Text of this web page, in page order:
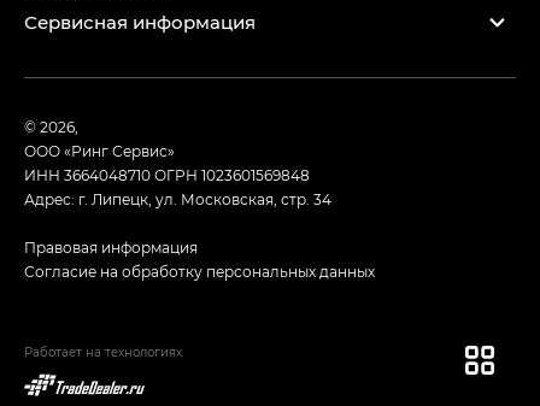
Сервисная информация
© 2026,
ООО «Ринг Сервис»
ИНН 3664048710ОГРН 1023601569848
Адрес: г. Липецк, ул. Московская, стр. 34
Правовая информация
Согласие на обработку персональных данных
Работает на технологиях